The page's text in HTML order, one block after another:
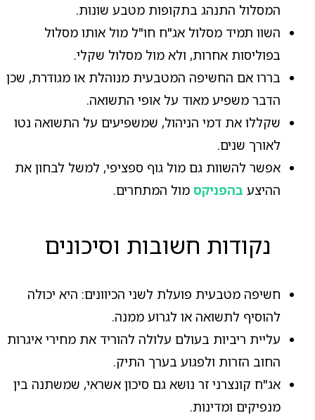
המסלול התנהג בתקופות מטבע שונות.
השוו תמיד מסלול אג"ח חו"ל מול אותו מסלול
בפוליסות אחרות, ולא מול מסלול שקלי.
בררו אם החשיפה המטבעית מנוהלת או מגודרת, שכן
הדבר משפיע מאוד על אופי התשואה.
שקללו את דמי הניהול, שמשפיעים על התשואה נטו
לאורך שנים.
אפשר להשוות גם מול גוף ספציפי, למשל לבחון את
ההיצע בהפניקסמול המתחרים.
נקודות חשובות וסיכונים
חשיפה מטבעית פועלת לשני הכיוונים: היא יכולה
להוסיף לתשואה או לגרוע ממנה.
עליית ריביות בעולם עלולה להוריד את מחירי איגרות
החוב הזרות ולפגוע בערך התיק.
אג"ח קונצרני זר נושא גם סיכון אשראי, שמשתנה בין
מנפיקים ומדינות.